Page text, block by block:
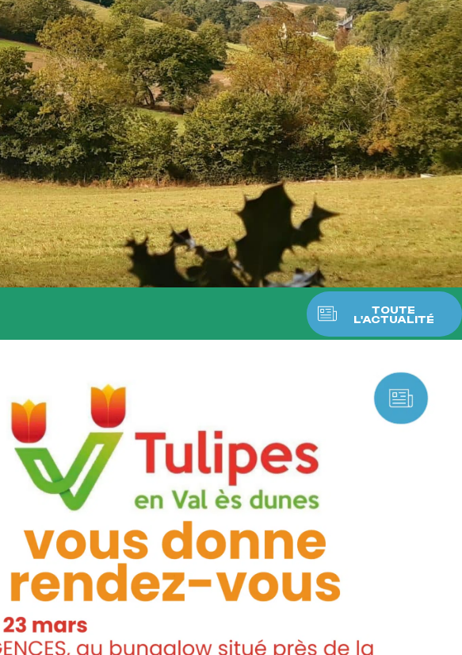
TOUTE
L'ACTUALITÉ